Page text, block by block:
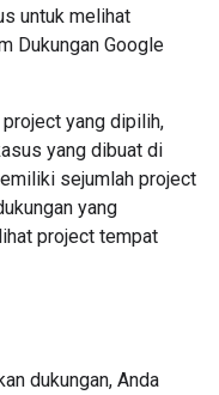
untuk melihat
Dukungan Google
yang dipilih,
yang dibuat di
sejumlah project
yang
project tempat
dukungan, Anda